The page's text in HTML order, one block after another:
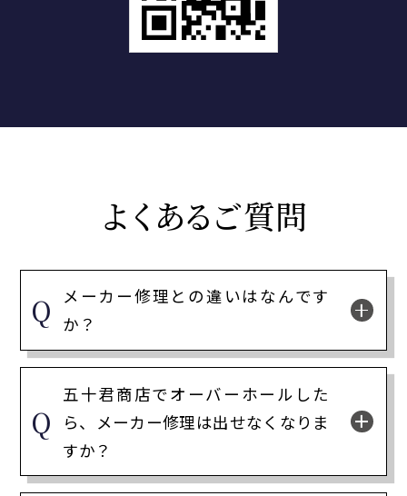
よくあるご質問
メーカー修理との違いはなんです
か？
五十君商店でオーバーホールした
ら、メーカー修理は出せなくなりま
すか？